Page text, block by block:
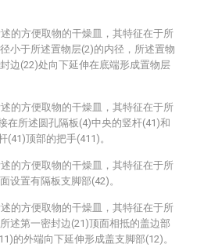
的方便取物的干燥皿，其特征在于所
小于所述置物层(2)的内径，所述置物
边(22)处向下延伸在底端形成置物层
的方便取物的干燥皿，其特征在于所
在所述圆孔隔板(4)中央的竖杆(41)和
(41)顶部的把手(411)。
的方便取物的干燥皿，其特征在于所
设置有隔板支脚部(42)。
的方便取物的干燥皿，其特征在于所
述第一密封边(21)顶面相抵的盖边部
的外端向下延伸形成盖支脚部(12)。